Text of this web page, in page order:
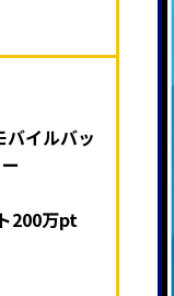
イルバッ
200万pt